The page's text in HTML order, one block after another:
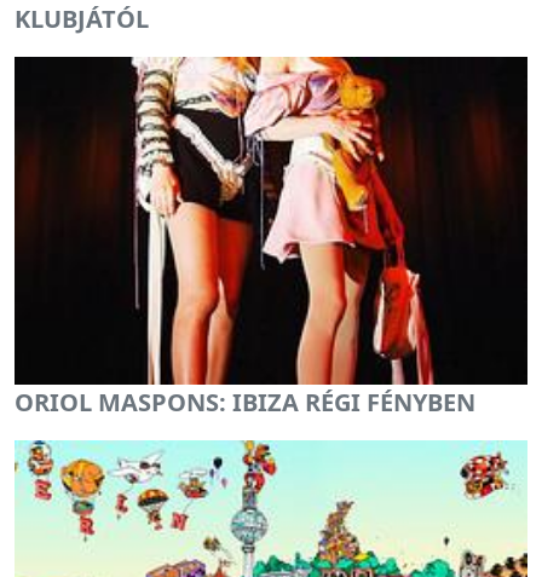
KLUBJÁTÓL
ORIOL MASPONS: IBIZA RÉGI FÉNYBEN